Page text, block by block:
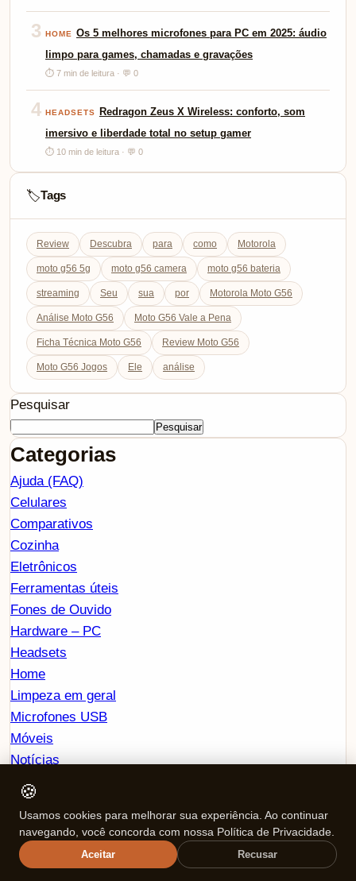
3 HOME
Os 5 melhores microfones para PC em 2025: áudio
limpo para games, chamadas e gravações
⏱ 7 min de leitura · 💬 0
4 HEADSETS Redragon Zeus X Wireless: conforto, som
imersivo e liberdade total no setup gamer
⏱ 10 min de leitura · 💬 0
🏷️Tags
Review Descubra para como Motorola
moto g56 5g moto g56 camera moto g56 bateria
streaming Seu sua por Motorola Moto G56
Análise Moto G56 Moto G56 Vale a Pena
Ficha Técnica Moto G56 Review Moto G56
Moto G56 Jogos Ele análise
Pesquisar
Pesquisar
Categorias
Ajuda (FAQ)
Celulares
Comparativos
Cozinha
Eletrônicos
Ferramentas úteis
Fones de Ouvido
Hardware – PC
Headsets
Home
Limpeza em geral
Microfones USB
Móveis
Notícias
Smartwatchs
Tablets
Tecnologia e Eletrônicos
Tvs Smart
Arquivos
🍪
Usamos cookies para melhorar sua experiência. Ao continuar
navegando, você concorda com nossa Política de Privacidade.
Aceitar Recusar